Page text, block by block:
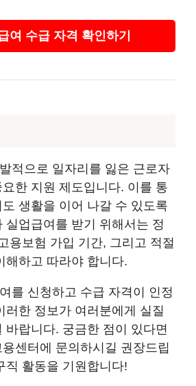
여 수급 자격 확인하기
적으로 일자리를 잃은 근로자
한 지원 제도입니다. 이를 통
생활을 이어 나갈 수 있도록
실업급여를 받기 위해서는 정
용보험 가입 기간, 그리고 적절
해하고 따라야 합니다.
를 신청하고 수급 자격이 인정
러한 정보가 여러분에게 실질
바랍니다. 궁금한 점이 있다면
센터에 문의하시길 권장드립
직 활동을 기원합니다!